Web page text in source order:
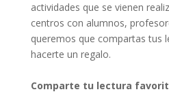
actividades que se vienen
centros con alumnos,
queremos que compartas tus
hacerte un regalo.
Comparte tu lectura